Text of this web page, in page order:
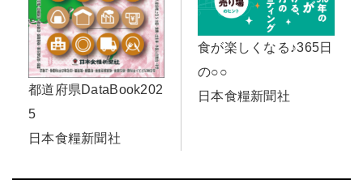
都道府県DataBook202
5
日本食糧新聞社
食が楽しくなる♪365日
の○○
日本食糧新聞社